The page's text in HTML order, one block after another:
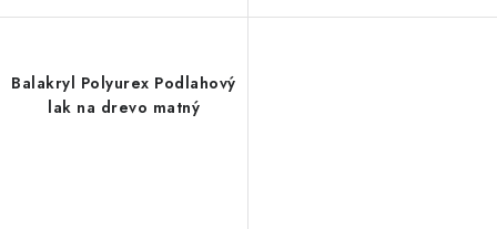
Balakryl Polyurex Podlahový
lak na drevo matný